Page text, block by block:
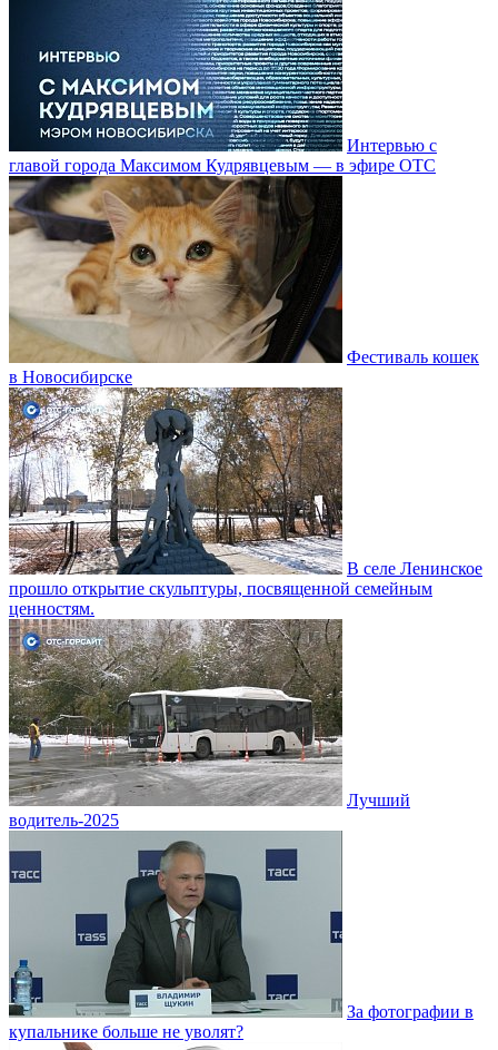
Интервью с
главой города Максимом Кудрявцевым — в эфире ОТС
Фестиваль кошек
в Новосибирске
В селе Ленинское
прошло открытие скульптуры, посвященной семейным
ценностям.
Лучший
водитель-2025
За фотографии в
купальнике больше не уволят?